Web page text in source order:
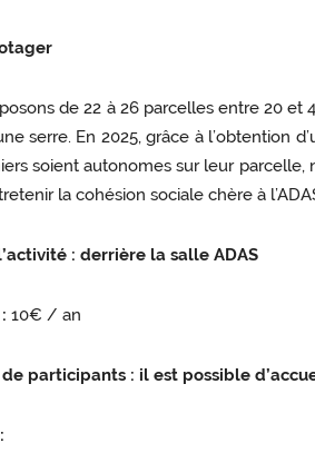
de 22 à 26 parcelles entre 20
serre. En 2025, grâce à l’obtention
soient autonomes sur leur
la cohésion sociale chère à
: derrière la salle ADAS
:10€ / an
participants : il est possible